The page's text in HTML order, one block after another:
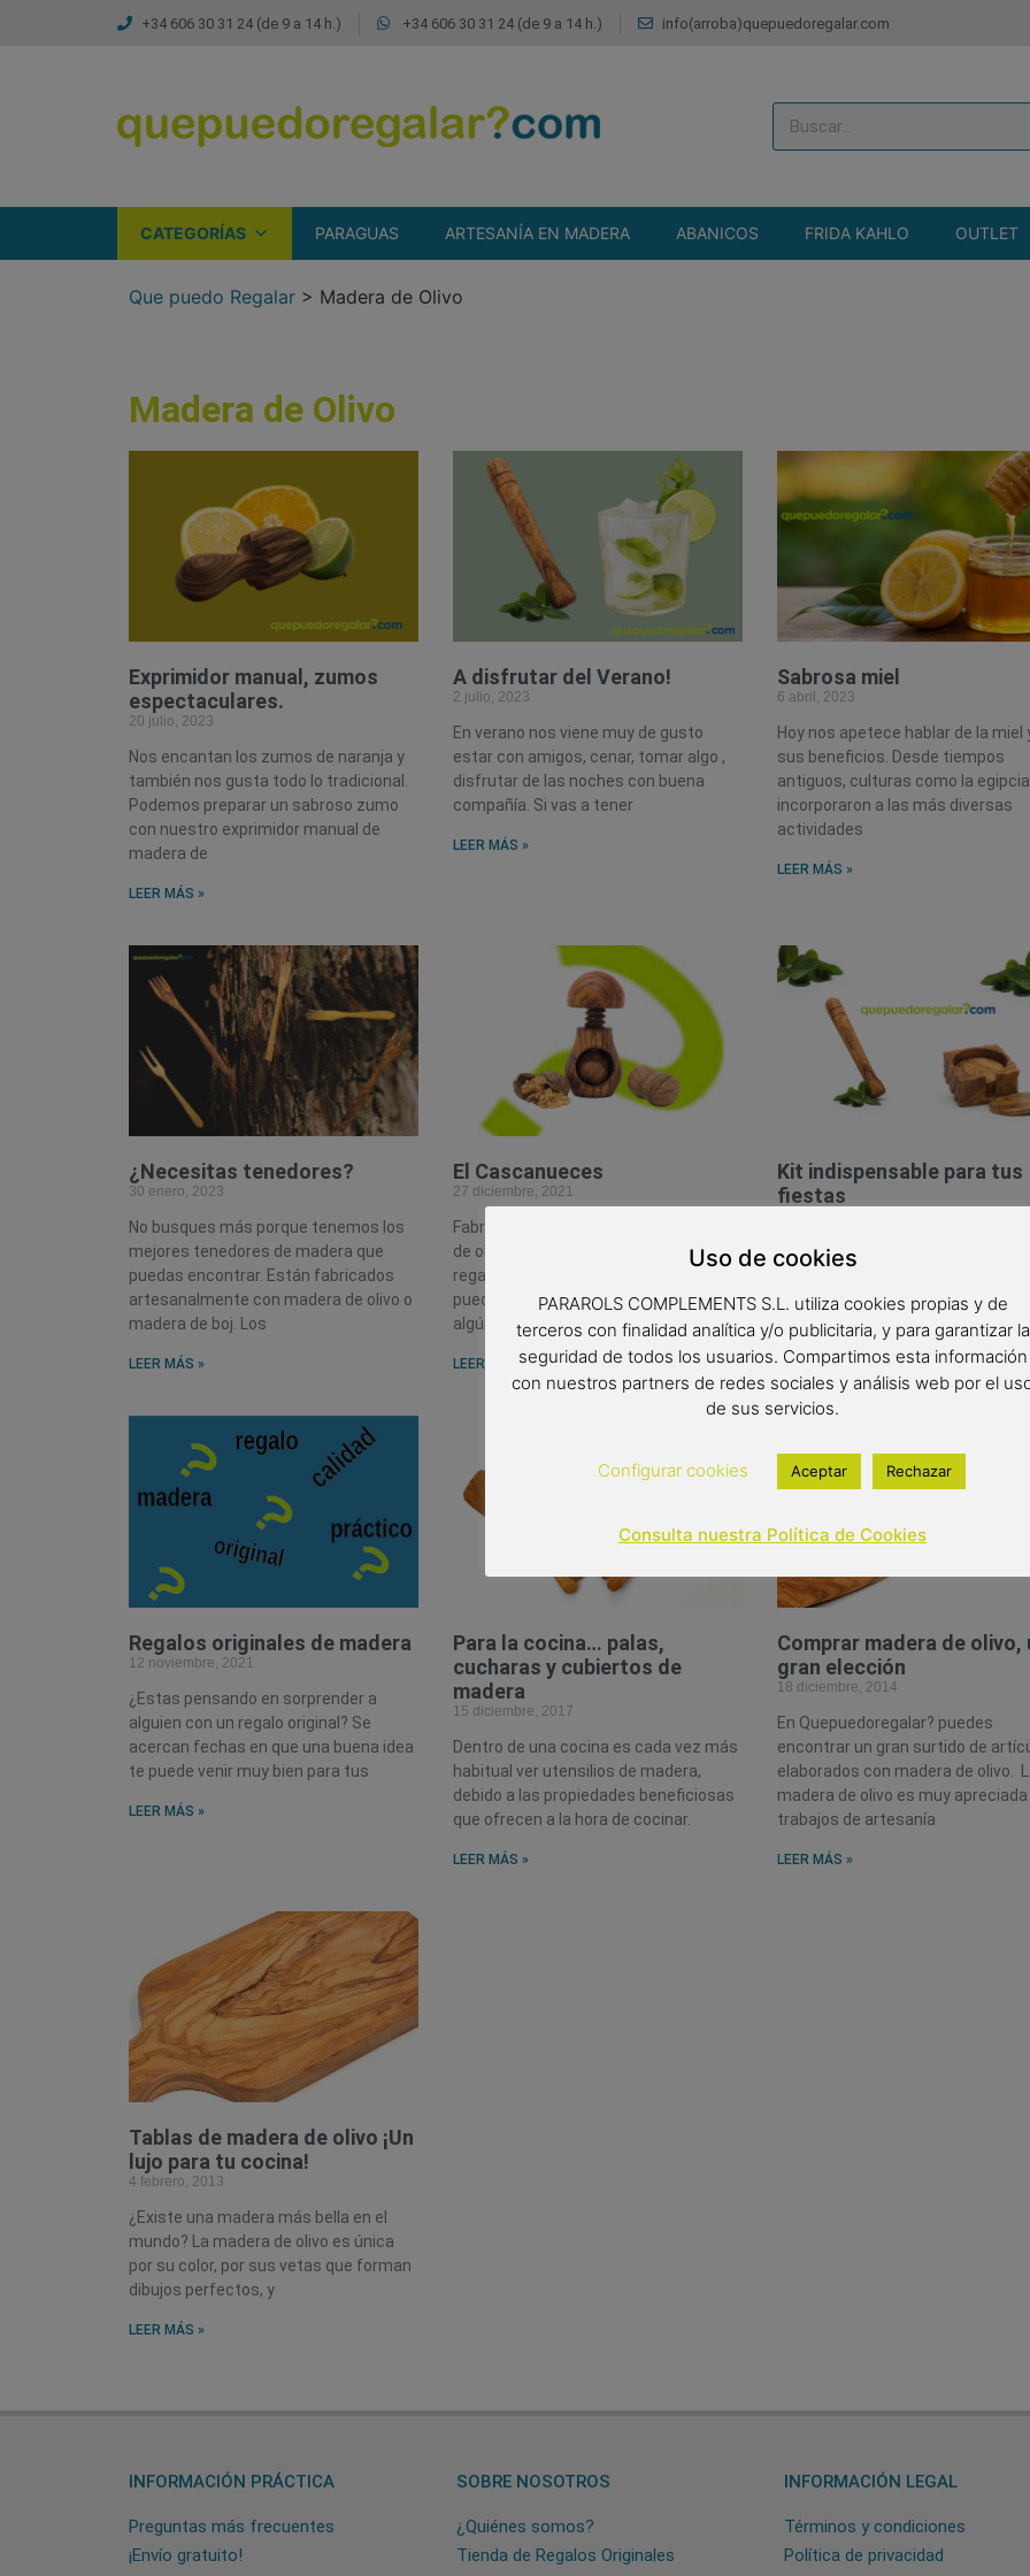
+34 606 30 31 24 (de 9 a 14 h.) +34 606 30 31 24 (de 9 a 14 h.) info(arroba)quepuedoregalar.com
CATEGORÍAS PARAGUAS ARTESANÍA EN MADERA ABANICOS FRIDA KAHLO OUTLET
Que puedo Regalar > Madera de Olivo
Madera de Olivo
Exprimidor manual, zumos
espectaculares.
20 julio, 2023
Nos encantan los zumos de naranja y
también nos gusta todo lo tradicional.
Podemos preparar un sabroso zumo
con nuestro exprimidor manual de
madera de
LEER MÁS »
A disfrutar del Verano!
2 julio, 2023
En verano nos viene muy de gusto
estar con amigos, cenar, tomar algo ,
disfrutar de las noches con buena
compañía. Si vas a tener
LEER MÁS »
Sabrosa miel
6 abril, 2023
Hoy nos apetece hablar de la miel
sus beneficios. Desde tiempos
antiguos, culturas como la
incorporaron a las más diversas
actividades
LEER MÁS »
¿Necesitas tenedores?
30 enero, 2023
No busques más porque tenemos los
mejores tenedores de madera que
puedas encontrar. Están fabricados
artesanalmente con madera de olivo o
madera de boj. Los
LEER MÁS »
El Cascanueces
27 diciembre, 2021
Fabricado artesanalmente con madera
de olivo este peculiar utensilio es un
regalo práctico y original con el que
puedes sorprender gratamente a
algún amigo o
LEER MÁS »
Kit indispensable para tus
fiestas
Sabemos que ya estás pensando
nosotros queremos ayudarte. Si
tener invitados no hay mejor
LEER MÁS »
Regalos originales de madera
12 noviembre, 2021
¿Estas pensando en sorprender a
alguien con un regalo original? Se
acercan fechas en que una buena idea
te puede venir muy bien para tus
LEER MÁS »
Para la cocina… palas,
cucharas y cubiertos de
madera
15 diciembre, 2017
Dentro de una cocina es cada vez más
habitual ver utensilios de madera,
debido a las propiedades beneficiosas
que ofrecen a la hora de cocinar.
LEER MÁS »
Comprar madera de olivo,
gran elección
18 diciembre, 2014
En Quepuedoregalar? puedes
encontrar un gran surtido de
elaborados con madera de olivo.
madera de olivo es muy apreciada
trabajos de artesanía
LEER MÁS »
Tablas de madera de olivo ¡Un
lujo para tu cocina!
4 febrero, 2013
¿Existe una madera más bella en el
mundo? La madera de olivo es única
por su color, por sus vetas que forman
dibujos perfectos, y
LEER MÁS »
INFORMACIÓN PRÁCTICA
Preguntas más frecuentes
¡Envío gratuito!
SOBRE NOSOTROS
¿Quiénes somos?
Tienda de Regalos Originales
INFORMACIÓN LEGAL
Términos y condiciones
Política de privacidad
Uso de cookies
PARAROLS COMPLEMENTS S.L. utiliza cookies propias y de
terceros con finalidad analítica y/o publicitaria, y para garantizar la
seguridad de todos los usuarios. Compartimos esta información
con nuestros partners de redes sociales y análisis web por el
de sus servicios.
Configurar cookies Aceptar Rechazar
Consulta nuestra Política de Cookies